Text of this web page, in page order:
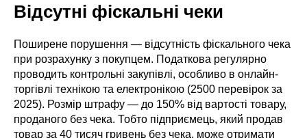
Відсутні фіскальні чеки
Поширене порушення — відсутність фіскального чека
при розрахунку з покупцем. Податкова регулярно
проводить контрольні закупівлі, особливо в онлайн-
торгівлі технікою та електронікою (2500 перевірок за
2025). Розмір штрафу — до 150% від вартості товару,
проданого без чека. Тобто підприємець, який продав
товар за 40 тисяч гривень без чека, може отримати